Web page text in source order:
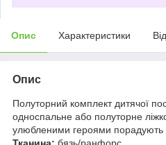
Опис Характеристики
Опис
Полуторний комплект дитячої
односпальне або полуторне
улюбленими героями порадують
Тканина: бязь/ранфорс